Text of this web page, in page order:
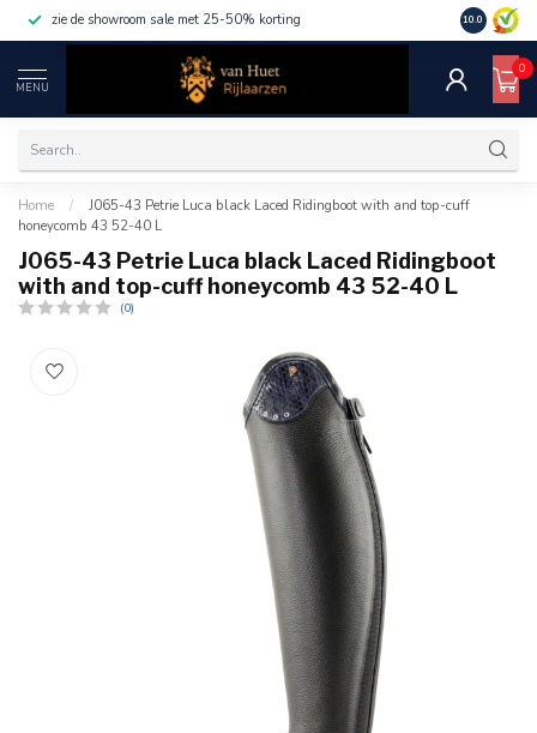
zie de showroom sale met 25-50% korting 10.0
MENU
0
Home /
J065-43 Petrie Luca black Laced Ridingboot with and top-cuff
honeycomb 43 52-40 L
J065-43 Petrie Luca black Laced Ridingboot
with and top-cuff honeycomb 43 52-40 L
(0)